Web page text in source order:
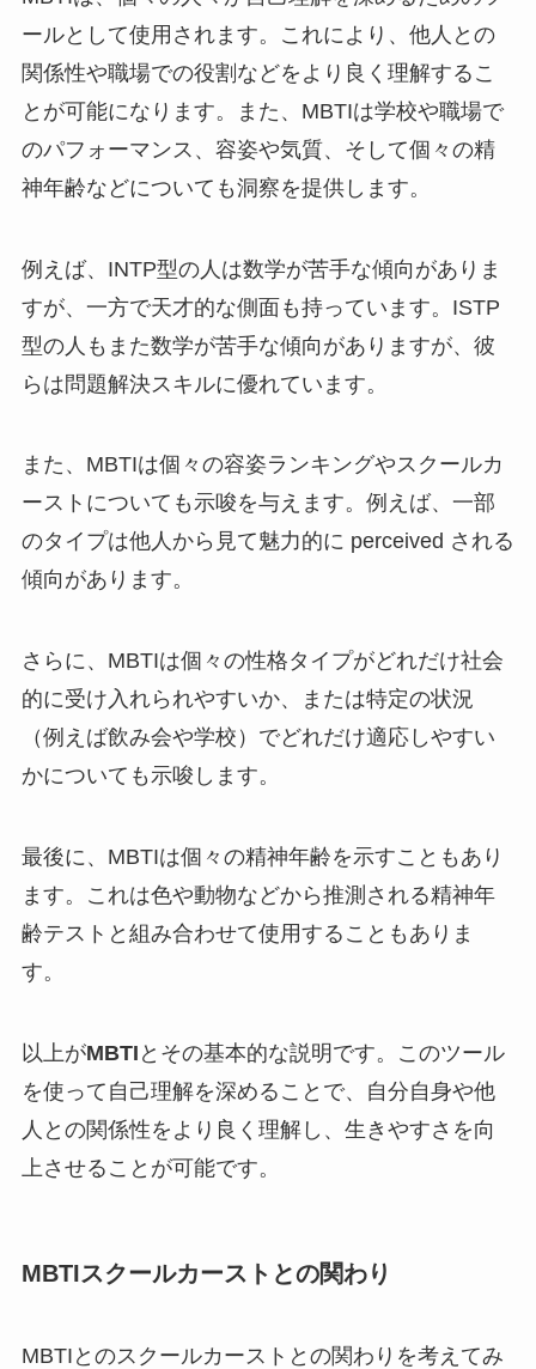
ールとして使用されます。これにより、他人との
関係性や職場での役割などをより良く理解するこ
とが可能になります。また、MBTIは学校や職場で
のパフォーマンス、容姿や気質、そして個々の精
神年齢などについても洞察を提供します。
例えば、INTP型の人は数学が苦手な傾向がありま
すが、一方で天才的な側面も持っています。ISTP
型の人もまた数学が苦手な傾向がありますが、彼
らは問題解決スキルに優れています。
また、MBTIは個々の容姿ランキングやスクールカ
ーストについても示唆を与えます。例えば、一部
のタイプは他人から見て魅力的に perceived される
傾向があります。
さらに、MBTIは個々の性格タイプがどれだけ社会
的に受け入れられやすいか、または特定の状況
（例えば飲み会や学校）でどれだけ適応しやすい
かについても示唆します。
最後に、MBTIは個々の精神年齢を示すこともあり
ます。これは色や動物などから推測される精神年
齢テストと組み合わせて使用することもありま
す。
以上がMBTI とその基本的な説明です。このツール
を使って自己理解を深めることで、自分自身や他
人との関係性をより良く理解し、生きやすさを向
上させることが可能です。
MBTIスクールカーストとの関わり
MBTIとのスクールカーストとの関わりを考えてみ